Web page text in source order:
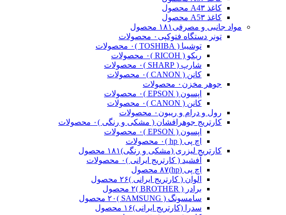
کاغذ A4 ۳ محصول
کاغذ A5 ۳ محصول
مواد جانبی و مصرفی ۱۸۱ محصول
تونر دستگاه فتوکپی ۰ محصولات
توشیبا ( TOSHIBA )
۰ محصولات
ریکو ( RICOH )
۰ محصولات
شارپ ( SHARP )
۰ محصولات
کانن ( CANON )
۰ محصولات
جوهر مخزن ۰ محصولات
اپسون ( EPSON )
۰ محصولات
کانن ( CANON )
۰ محصولات
رول و درام و ریبون ۰ محصولات
کارتریج جوهرافشان ( مشکی و رنگی )۰ محصولات
اپسون ( EPSON )
۰ محصولات
اچ پی ( hp )
۰ محصولات
کارتریج لیزری (مشکی و رنگی)۱۸۱ محصول
آفشید ( کارتریج ایرانی )۰ محصولات
اچ پی (hp)
۸۷ محصول
الوان ( کارتریج ایرانی )۲۶ محصول
برادر ( BROTHER )
۲ محصول
سامسونگ ( SAMSUNG )
۲۰ محصول
سدرا (کارتریج ایرانی)۱۶ محصول